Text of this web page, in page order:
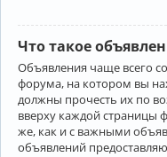
Что такое
Объявления чаще всего
форума, на котором вы
должны прочесть их по
вверху каждой страницы
же, как и с важными
объявлений